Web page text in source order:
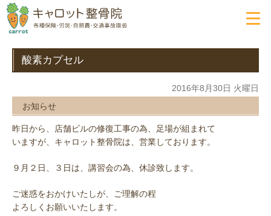
酸素カプセル
2016年8月30日 火曜日
お知らせ
昨日から、店舗ビルの修復工事の為、足場が組まれて
いますが、キャロット整骨院は、営業しております。
９月２日、３日は、講習会の為、休診致します。
ご迷惑をおかけいたしが、ご理解の程
よろしくお願いいたします。